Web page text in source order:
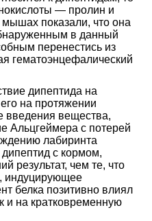
— пролин и
показали, что она
в данный
перенестись из
гематоэнцефалический
дипептида на
на протяжении
введения вещества,
Альцгеймера с потерей
лабиринта
с кормом,
результат, чем те, что
индуцирующее
белка позитивно влиял
и на кратковременную